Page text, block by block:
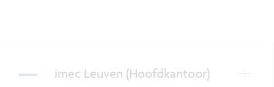
imec Leuven (Hoofdkantoor)